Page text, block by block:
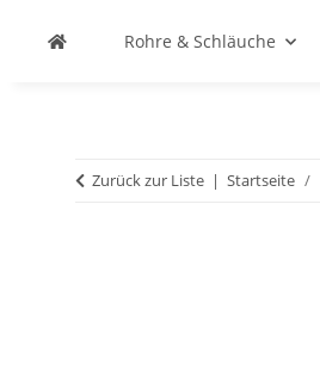
Rohre & Schläuche
Zurück zur Liste Startseite